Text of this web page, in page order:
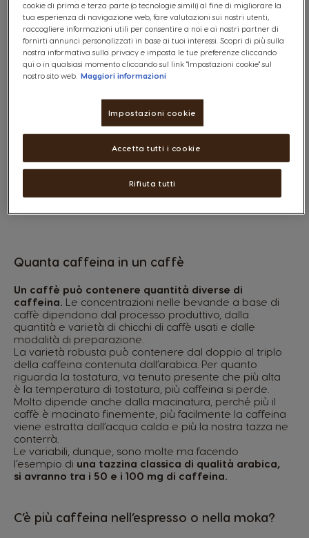
l caffè è la bevanda più consumata al mondo, è lo
sprint giusto per iniziare la giornata, o per
concludere degnamente un pranzo o una cena.
Quante volte vi sarà capitato di andare all’estero e di
vagare per le città del mondo alla ricerca di un
espresso? Il caffè, in poche parole, è quella bevanda di
Molte altre volte, però, sarà capitato anche che un
dottore vi abbia consigliato di non eccedere con i caffè.
il caffè contiene caffeina
organica di origine vegetale presente in parti di piante
come chicchi di caffè e cacao, foglie di tè, bacche di
guaranà e noce di cola.
Quanta caffeina in un caffè
Un caffè può contenere quantità diverse di
caffeina. Le concentrazioni nelle bevande a base di
caffè dipendono dal processo produttivo, dalla
quantità e varietà di chicchi di caffè usati e dalle
modalità di preparazione.
La varietà robusta può contenere dal doppio al triplo
della caffeina contenuta dall’arabica. Per quanto
riguarda la tostatura, va tenuto presente che più alta
è la temperatura di tostatura, più caffeina si perde.
Molto dipende anche dalla macinatura, perché più il
caffè è macinato finemente, più facilmente la caffeina
viene estratta dall’acqua calda e più la nostra tazza ne
conterrà.
Le variabili, dunque, sono molte ma facendo
l’esempio di una tazzina classica di qualità arabica,
si avranno tra i 50 e i 100 mg di caffeina.
C’è più caffeina nell’espresso o nella moka?
cookie di prima e terza parte (o tecnologie simili) al fine di migliorare la
tua esperienza di navigazione web, fare valutazioni sui nostri utenti,
raccogliere informazioni utili per consentire a noi e ai nostri partner di
fornirti annunci personalizzati in base ai tuoi interessi. Scopri di più sulla
nostra informativa sulla privacy e imposta le tue preferenze cliccando
qui o in qualsiasi momento cliccando sul link "Impostazioni cookie" sul
nostro sito web. Maggiori informazioni
Impostazioni cookie
Rifiuta tutti
Accetta tutti i cookie